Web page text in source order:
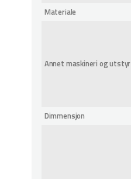
Materiale
Annet maskineri og utstyr
Dimmensjon